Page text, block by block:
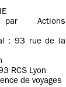
Actions
: 93 rue de la
RCS Lyon
de voyages